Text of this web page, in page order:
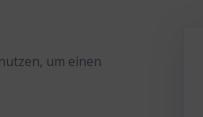
um einen